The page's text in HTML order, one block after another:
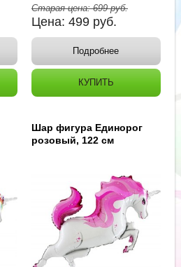
Старая цена:699руб.
Цена: 499 руб.
Подробнее
КУПИТЬ
Шар фигура Единорог
розовый, 122 см